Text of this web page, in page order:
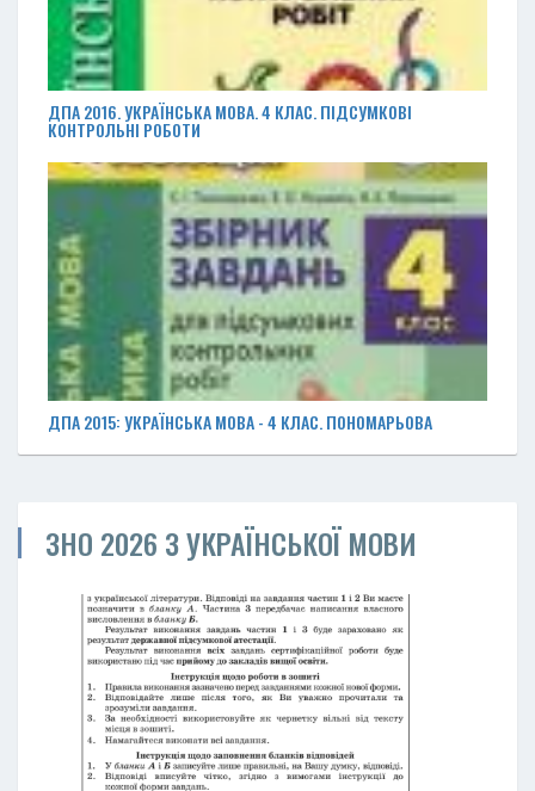
ДПА 2016. УКРАЇНСЬКА МОВА. 4 КЛАС. ПІДСУМКОВІ
КОНТРОЛЬНІ РОБОТИ
ДПА 2015: УКРАЇНСЬКА МОВА - 4 КЛАС. ПОНОМАРЬОВА
ЗНО 2026 З УКРАЇНСЬКОЇ МОВИ